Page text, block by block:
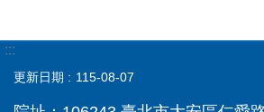
:::
更新日期 115-08-07